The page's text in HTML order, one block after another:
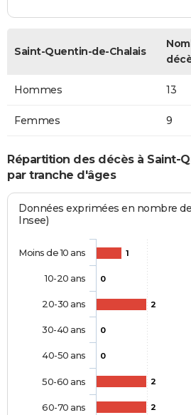
Saint-Quentin-de-Chalais
Hommes 13
Femmes 9
Répartition des décès à Saint-
par tranche d'âges
Données exprimées en nombre
Insee)
1
0
2
0
0
2
2
Moins de 10 ans
10-20 ans
20-30 ans
30-40 ans
40-50 ans
50-60 ans
60-70 ans